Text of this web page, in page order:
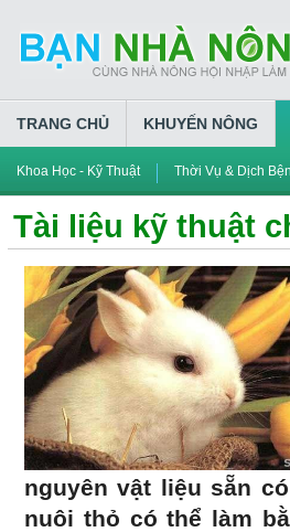
TRANG CHỦ KHUYẾN NÔNG
Khoa Học - Kỹ Thuật Thời Vụ & Dịch
Tài liệu kỹ thuật
nguyên vật liệu sẵn
nuôi thỏ có thể làm